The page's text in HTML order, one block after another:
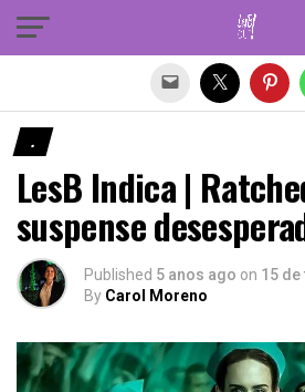
.
LesB Indica |
suspense
Published 5 anos ago on 15 de
By Carol Moreno
Sair da versão